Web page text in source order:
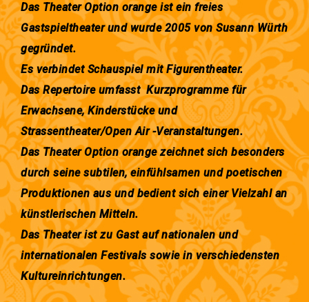
Das Theater Option orange ist ein freies
Gastspieltheater und wurde 2005 von Susann Würth
gegründet.
Es verbindet Schauspiel mit Figurentheater.
Das Repertoire umfasst Kurzprogramme für
Erwachsene, Kinderstücke und
Strassentheater/Open Air -Veranstaltungen.
Das Theater Option orange zeichnet sich besonders
durch seine subtilen, einfühlsamen und poetischen
Produktionen aus und bedient sich einer Vielzahl an
künstlerischen Mitteln.
Das Theater ist zu Gast auf nationalen und
internationalen Festivals sowie in verschiedensten
Kultureinrichtungen.